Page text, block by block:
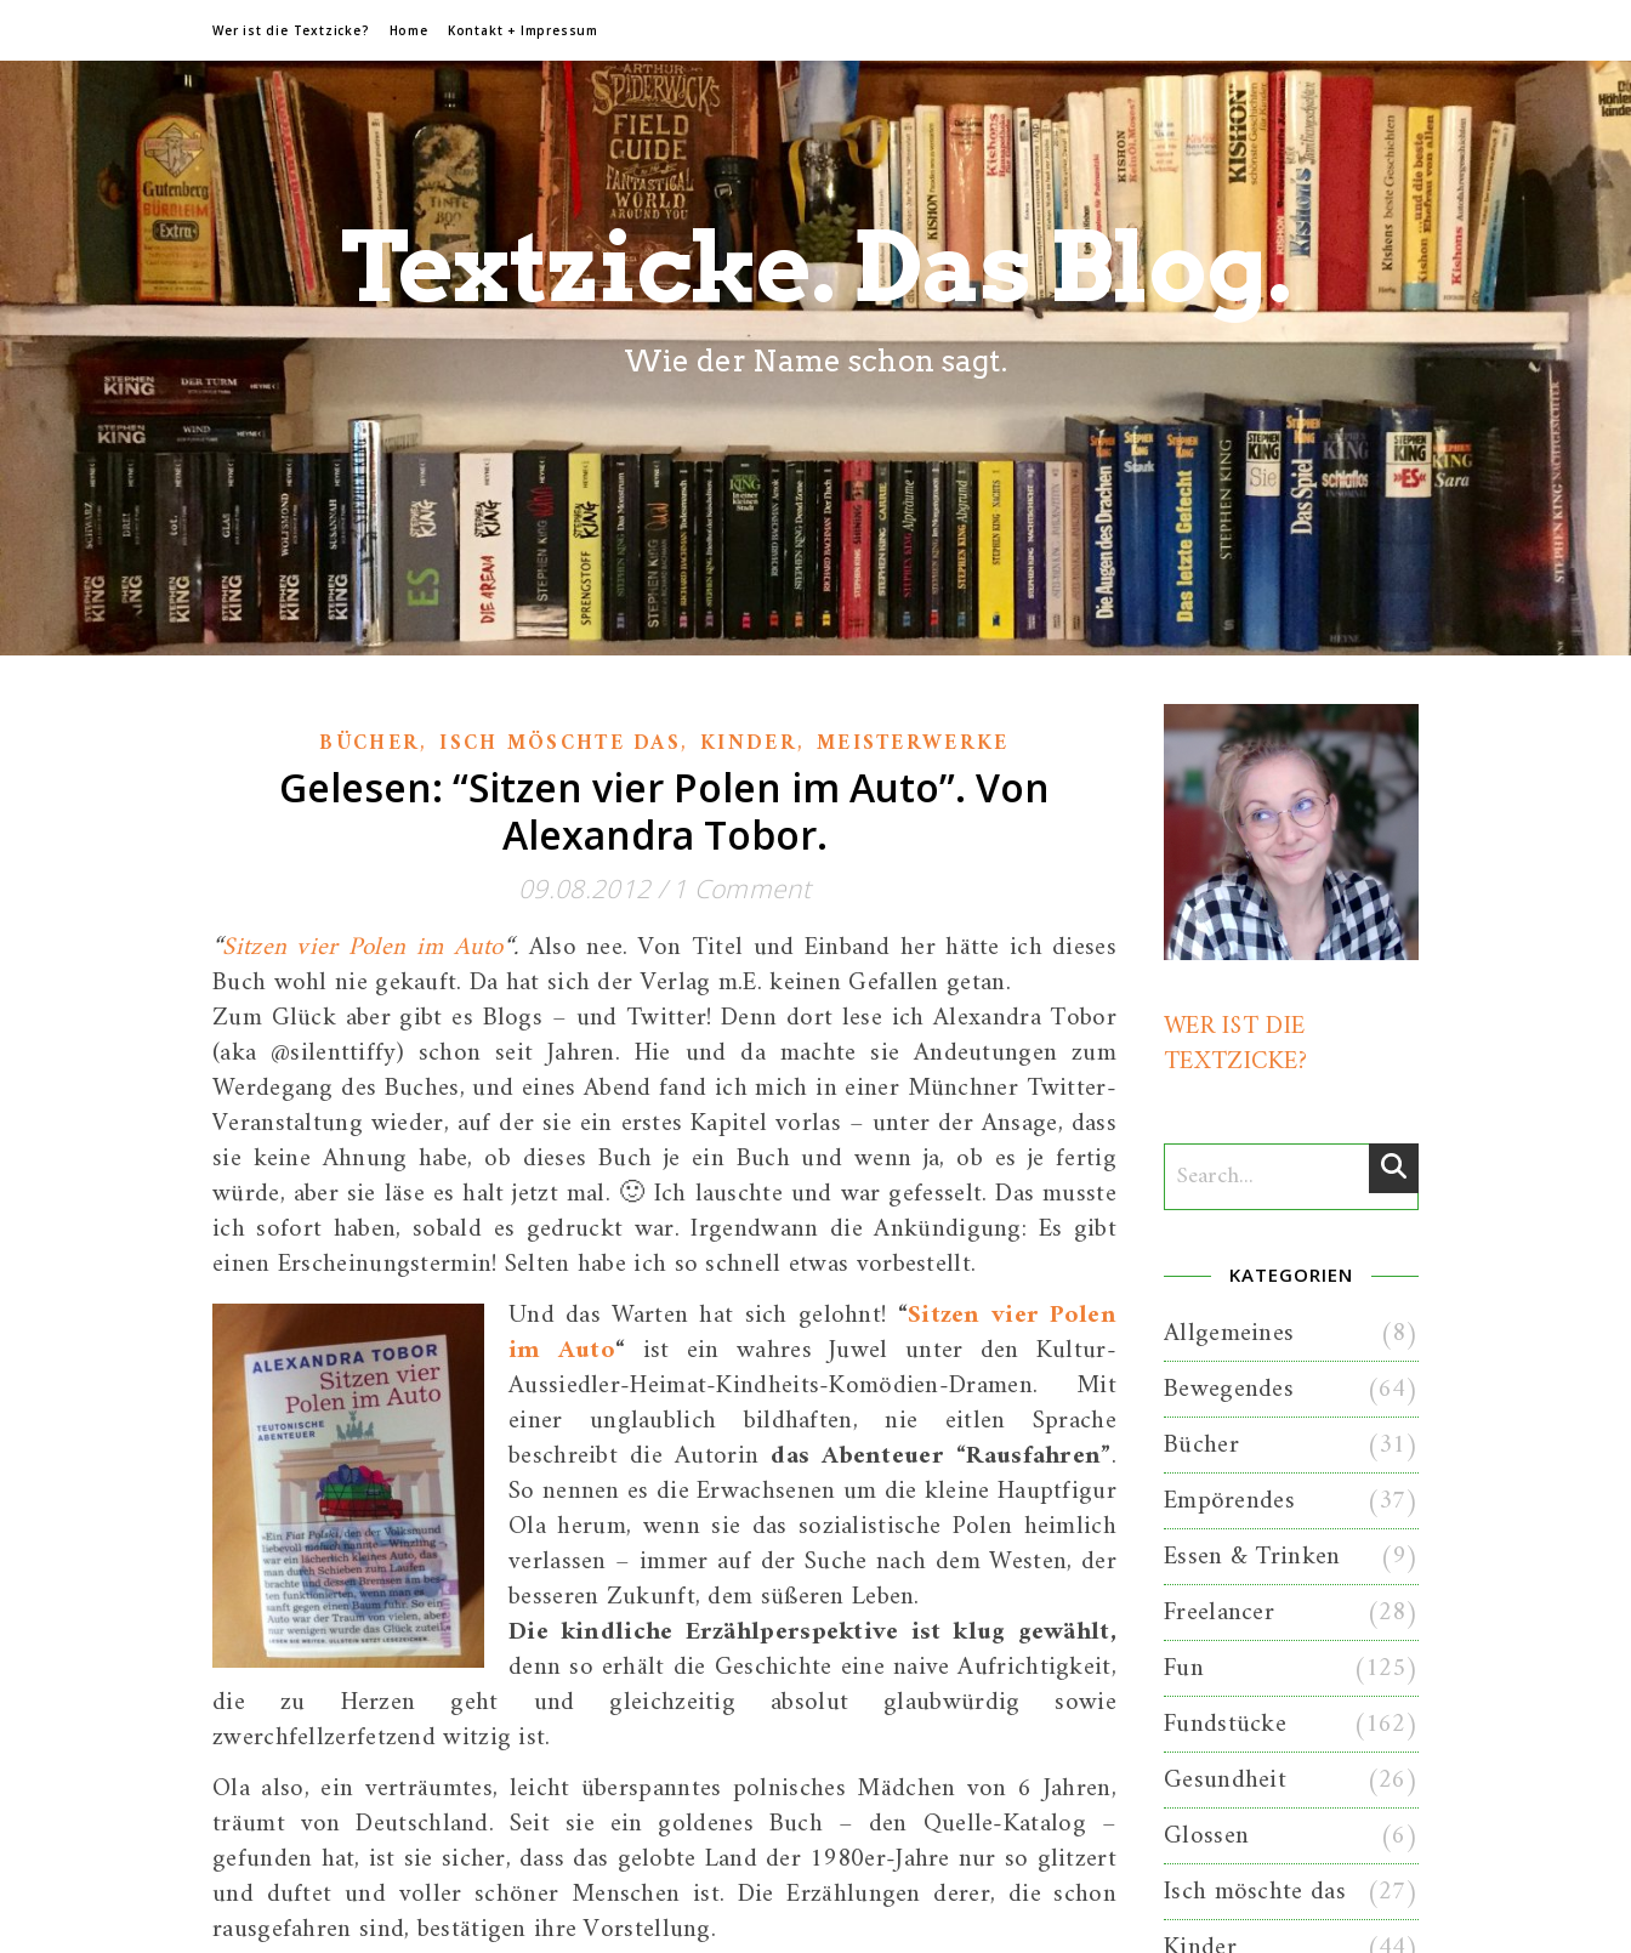
Wer ist die Textzicke? Home Kontakt + Impressum
Textzicke. Das Blog.
Wie der Name schon sagt.
BÜCHER,ISCH MÖSCHTE DAS,KINDER, MEISTERWERKE
Gelesen: “Sitzen vier Polen im Auto”. Von
Alexandra Tobor.
09.08.2012 / 1 Comment
“Sitzen vier Polen im Auto“. Also nee. Von Titel und Einband her hätte ich dieses
Buch wohl nie gekauft. Da hat sich der Verlag m.E. keinen Gefallen getan.
Zum Glück aber gibt es Blogs – und Twitter! Denn dort lese ich Alexandra Tobor
(aka @silenttiffy) schon seit Jahren. Hie und da machte sie Andeutungen zum
Werdegang des Buches, und eines Abend fand ich mich in einer Münchner Twitter-
Veranstaltung wieder, auf der sie ein erstes Kapitel vorlas – unter der Ansage, dass
sie keine Ahnung habe, ob dieses Buch je ein Buch und wenn ja, ob es je fertig
würde, aber sie läse es halt jetzt mal. 🙂 Ich lauschte und war gefesselt. Das musste
ich sofort haben, sobald es gedruckt war. Irgendwann die Ankündigung: Es gibt
einen Erscheinungstermin! Selten habe ich so schnell etwas vorbestellt.
Und das Warten hat sich gelohnt! “Sitzen vier Polen
im Auto“ ist ein wahres Juwel unter den Kultur-
Aussiedler-Heimat-Kindheits-Komödien-Dramen. Mit
einer unglaublich bildhaften, nie eitlen Sprache
beschreibt die Autorin das Abenteuer “Rausfahren”.
So nennen es die Erwachsenen um die kleine Hauptfigur
Ola herum, wenn sie das sozialistische Polen heimlich
verlassen – immer auf der Suche nach dem Westen, der
besseren Zukunft, dem süßeren Leben.
Die kindliche Erzählperspektive ist klug gewählt,
denn so erhält die Geschichte eine naive Aufrichtigkeit,
die zu Herzen geht und gleichzeitig absolut glaubwürdig sowie
zwerchfellzerfetzend witzig ist.
Ola also, ein verträumtes, leicht überspanntes polnisches Mädchen von 6 Jahren,
träumt von Deutschland. Seit sie ein goldenes Buch – den Quelle-Katalog –
gefunden hat, ist sie sicher, dass das gelobte Land der 1980er-Jahre nur so glitzert
und duftet und voller schöner Menschen ist. Die Erzählungen derer, die schon
rausgefahren sind, bestätigen ihre Vorstellung.
WER IST DIE
TEXTZICKE?
KATEGORIEN
Allgemeines
(8)
Bewegendes
(64)
Bücher
(31)
Empörendes
(37)
Essen & Trinken
(9)
Freelancer
(28)
Fun
(125)
Fundstücke
(162)
Gesundheit
(26)
Glossen
(6)
Isch möschte das (27)